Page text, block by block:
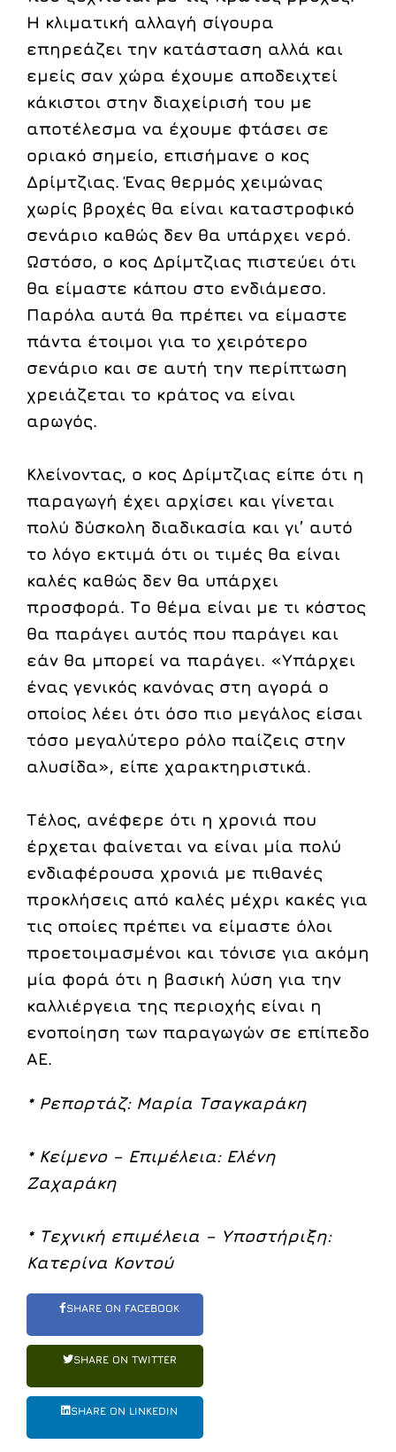
Η κλιματική αλλαγή σίγουρα
επηρεάζει την κατάσταση αλλά και
εμείς σαν χώρα έχουμε αποδειχτεί
κάκιστοι στην διαχείρισή του με
αποτέλεσμα να έχουμε φτάσει σε
οριακό σημείο, επισήμανε ο κος
Δρίμτζιας. Ένας θερμός χειμώνας
χωρίς βροχές θα είναι καταστροφικό
σενάριο καθώς δεν θα υπάρχει νερό.
Ωστόσο, ο κος Δρίμτζιας πιστεύει ότι
θα είμαστε κάπου στο ενδιάμεσο.
Παρόλα αυτά θα πρέπει να είμαστε
πάντα έτοιμοι για το χειρότερο
σενάριο και σε αυτή την περίπτωση
χρειάζεται το κράτος να είναι
αρωγός.
Κλείνοντας, ο κος Δρίμτζιας είπε ότι η
παραγωγή έχει αρχίσει και γίνεται
πολύ δύσκολη διαδικασία και γι’ αυτό
το λόγο εκτιμά ότι οι τιμές θα είναι
καλές καθώς δεν θα υπάρχει
προσφορά. Το θέμα είναι με τι κόστος
θα παράγει αυτός που παράγει και
εάν θα μπορεί να παράγει. «Υπάρχει
ένας γενικός κανόνας στη αγορά ο
οποίος λέει ότι όσο πιο μεγάλος είσαι
τόσο μεγαλύτερο ρόλο παίζεις στην
αλυσίδα», είπε χαρακτηριστικά.
Τέλος, ανέφερε ότι η χρονιά που
έρχεται φαίνεται να είναι μία πολύ
ενδιαφέρουσα χρονιά με πιθανές
προκλήσεις από καλές μέχρι κακές για
τις οποίες πρέπει να είμαστε όλοι
προετοιμασμένοι και τόνισε για ακόμη
μία φορά ότι η βασική λύση για την
καλλιέργεια της περιοχής είναι η
ενοποίηση των παραγωγών σε επίπεδο
ΑΕ.
* Ρεπορτάζ: Μαρία Τσαγκαράκη
* Κείμενο – Επιμέλεια: Ελένη
Ζαχαράκη
* Τεχνική επιμέλεια – Υποστήριξη:
Κατερίνα Κοντού
SHARE ON FACEBOOK
SHARE ON TWITTER
SHARE ON LINKEDIN